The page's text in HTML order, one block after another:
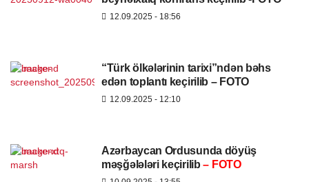
12.09.2025 - 18:56
“Türk ölkələrinin tarixi”ndən bəhs
edən toplantı keçirilib – FOTO
12.09.2025 - 12:10
Azərbaycan Ordusunda döyüş
məşğələləri keçirilib– FOTO